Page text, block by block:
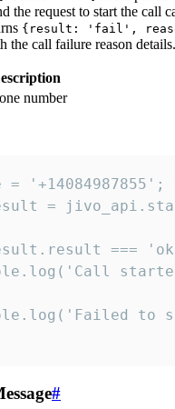
the request to start the call
{result: 'fail',
the call failure reason details.
number
= '+14084987855';
=
===
to
#